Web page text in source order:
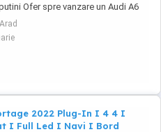
Ofer spre vanzare un Audi A6
din Germania in 2016
de top, istoric revizii la zi ... km
... In pret se ofera setul original de
2022 Plug-In I 4 4 I
I Full Led I Navi I Bord